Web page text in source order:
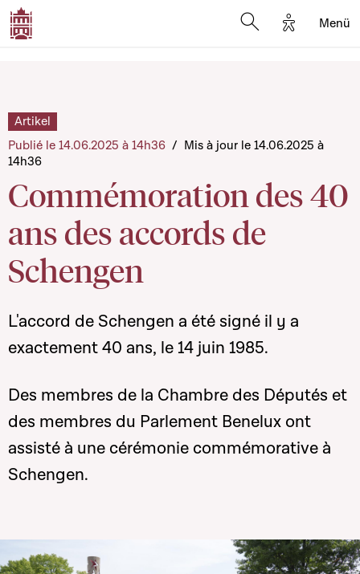
Options
Menü
Commémoration des 40
ans des accords de
Schengen
Artikel
Publié le 14.06.2025 à 14h36 / Mis à jour le 14.06.2025 à
14h36
L'accord de Schengen a été signé il y a
exactement 40 ans, le 14 juin 1985.
Des membres de la Chambre des Députés et
des membres du Parlement Benelux ont
assisté à une cérémonie commémorative à
Schengen.